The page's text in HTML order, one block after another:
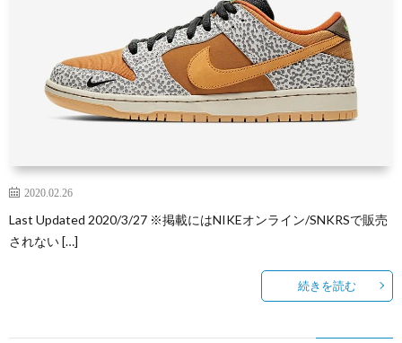
2020.02.26
Last Updated 2020/3/27 ※掲載にはNIKEオンライン/SNKRSで販売
されない […]
続きを読む